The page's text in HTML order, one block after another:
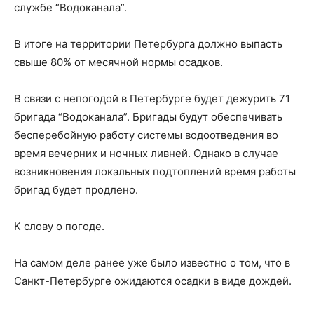
службе “Водоканала”.
В итоге на территории Петербурга должно выпасть
свыше 80% от месячной нормы осадков.
В связи с непогодой в Петербурге будет дежурить 71
бригада “Водоканала”. Бригады будут обеспечивать
бесперебойную работу системы водоотведения во
время вечерних и ночных ливней. Однако в случае
возникновения локальных подтоплений время работы
бригад будет продлено.
К слову о погоде.
На самом деле ранее уже было известно о том, что в
Санкт-Петербурге ожидаются осадки в виде дождей.